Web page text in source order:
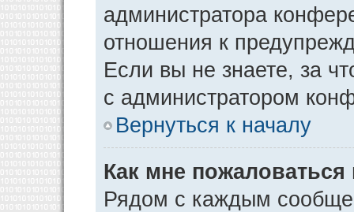
администратора
отношения к
Если вы не знаете, за
с администратором
Вернуться к началу
Как мне
Рядом с каждым